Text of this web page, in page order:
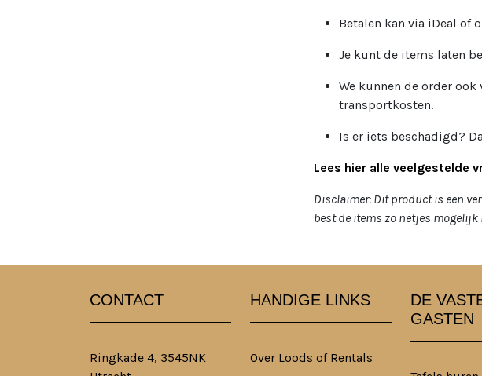
Betalen kan via iDeal of
Je kunt de items laten
We kunnen de order
transportkosten.
Is er iets beschadigd?
Lees hier alle veelgestelde
Disclaimer: Dit product is een
best de items zo netjes mogelijk
CONTACT
Ringkade 4, 3545NK
HANDIGE LINKS
Over Loods of Rentals
DE
GASTEN